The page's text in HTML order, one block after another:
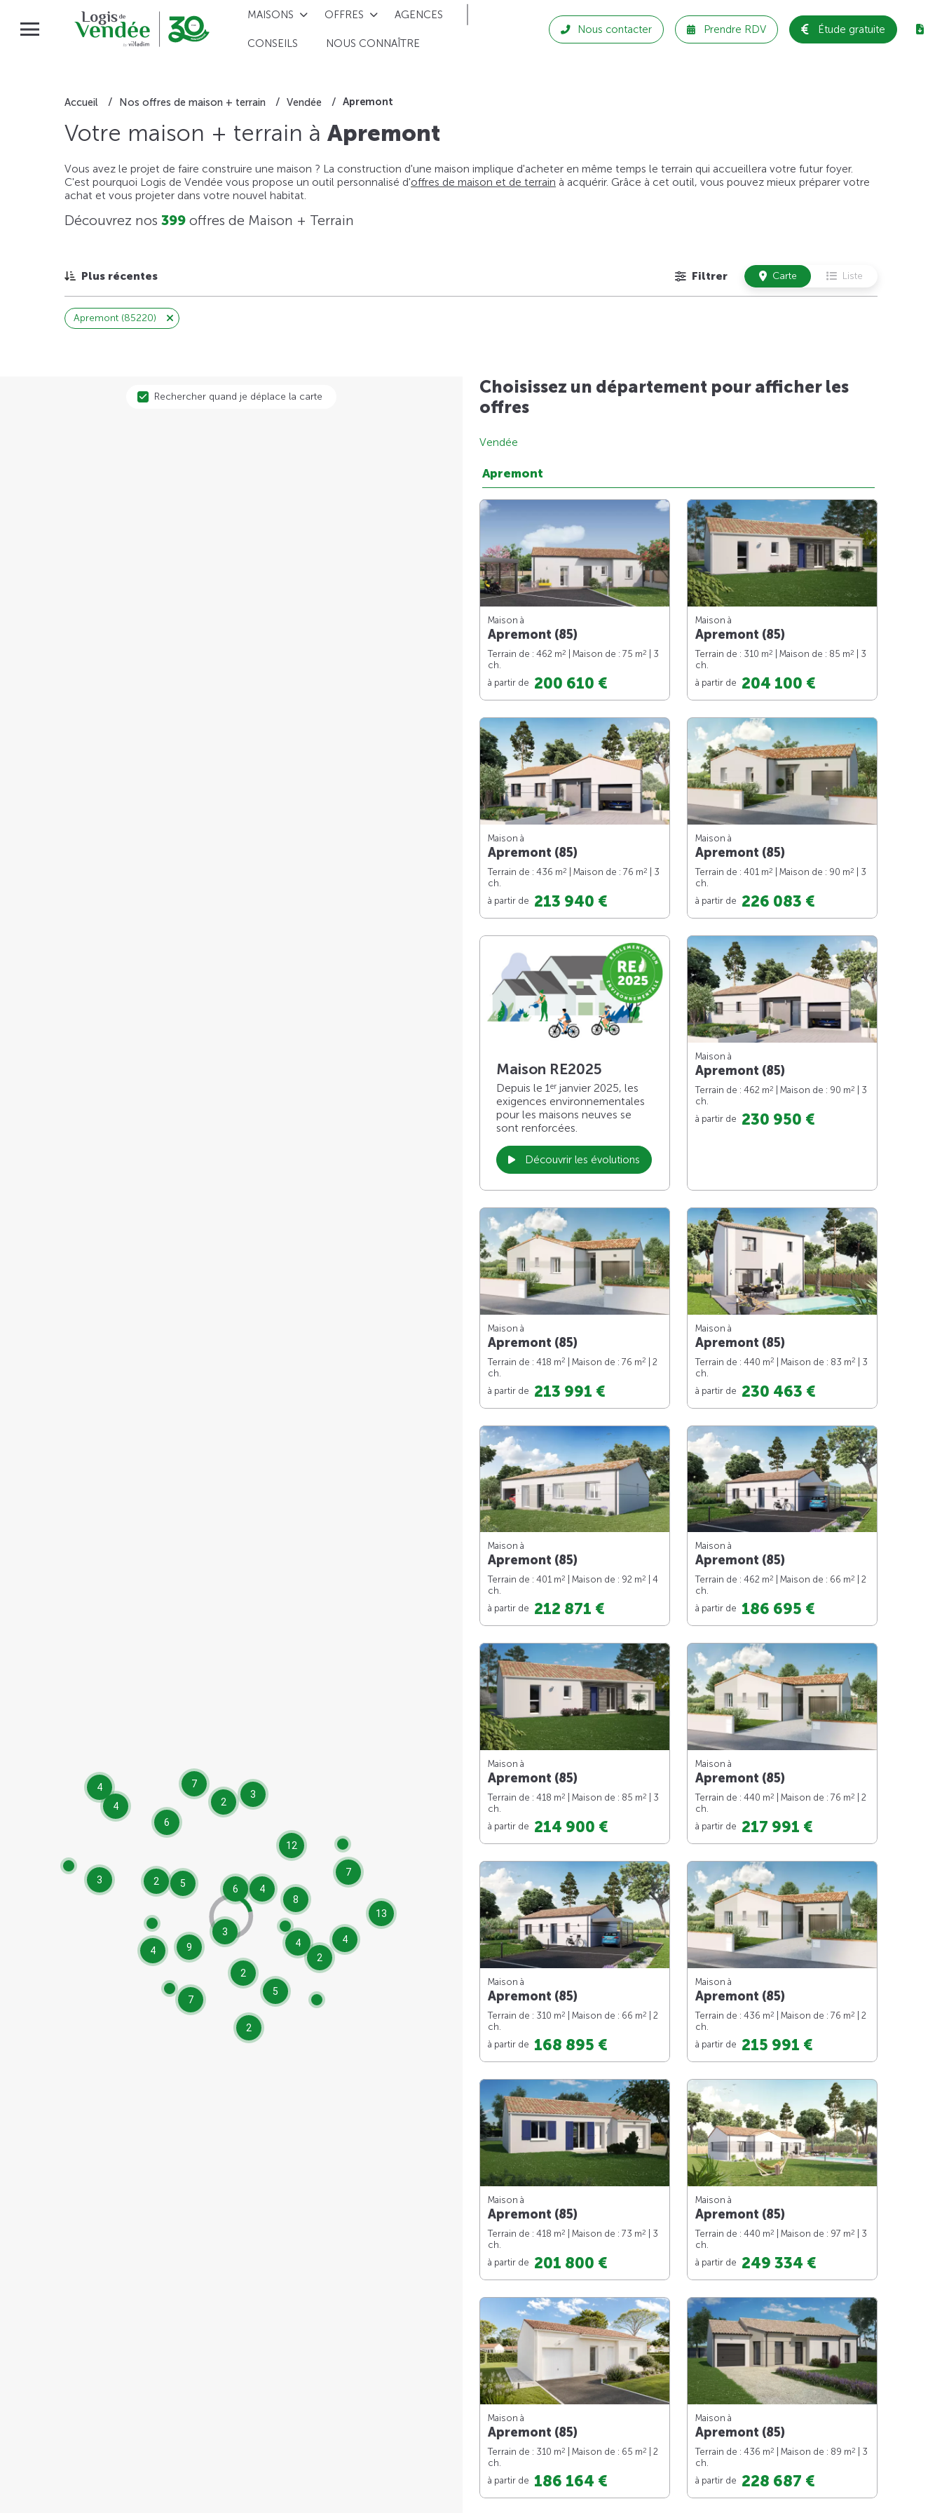
MAISONS OFFRES AGENCES
CONSEILS NOUS CONNAÎTRE
Nous contacter Prendre RDV Étude gratuite
Accueil Nos offres de maison + terrain Vendée Apremont
Votre maison + terrain à Apremont
Vous avez le projet de faire construire une maison ? La construction d'une maison implique d'acheter en même temps le terrain qui accueillera votre futur foyer.
C'est pourquoi Logis de Vendée vous propose un outil personnalisé d'offres de maison et de terrain à acquérir. Grâce à cet outil, vous pouvez mieux préparer votre
achat et vous projeter dans votre nouvel habitat.
Découvrez nos 399 offres de Maison + Terrain
Plus récentes Filtrer Carte Liste
Apremont (85220)
2
8
2
13
12
7
3
5
4
9
2
4
6 4
6
7
4
2
7
4
5
4
3
2
3
Rechercher quand je déplace la carte
Choisissez un département pour afficher les
offres
Vendée
Apremont
Maison à
Apremont (85)
Terrain de : 462 m2 | Maison de : 75 m2
| 3
ch.
à partir de 200 610 €
Maison à
Apremont (85)
Terrain de : 310 m2 | Maison de : 85 m2
| 3
ch.
à partir de 204 100 €
Maison à
Apremont (85)
Terrain de : 436 m2 | Maison de : 76 m2
| 3
ch.
à partir de 213 940 €
Maison à
Apremont (85)
Terrain de : 401 m2 | Maison de : 90 m2
| 3
ch.
à partir de 226 083 €
Maison RE2025
Depuis le 1 er janvier 2025, les
exigences environnementales
pour les maisons neuves se
sont renforcées.
Découvrir les évolutions
Maison à
Apremont (85)
Terrain de : 462 m2 | Maison de : 90 m2
| 3
ch.
à partir de 230 950 €
Maison à
Apremont (85)
Terrain de : 418 m2 | Maison de : 76 m2
| 2
ch.
à partir de 213 991 €
Maison à
Apremont (85)
Terrain de : 440 m2 | Maison de : 83 m2
| 3
ch.
à partir de 230 463 €
Maison à
Apremont (85)
Terrain de : 401 m2 | Maison de : 92 m2
| 4
ch.
à partir de 212 871 €
Maison à
Apremont (85)
Terrain de : 462 m2 | Maison de : 66 m2
| 2
ch.
à partir de 186 695 €
Maison à
Apremont (85)
Terrain de : 418 m2 | Maison de : 85 m2
| 3
ch.
à partir de 214 900 €
Maison à
Apremont (85)
Terrain de : 440 m2 | Maison de : 76 m2
| 2
ch.
à partir de 217 991 €
Maison à
Apremont (85)
Terrain de : 310 m2 | Maison de : 66 m2
| 2
ch.
à partir de 168 895 €
Maison à
Apremont (85)
Terrain de : 436 m2 | Maison de : 76 m2
| 2
ch.
à partir de 215 991 €
Maison à
Apremont (85)
Terrain de : 418 m2 | Maison de : 73 m2
| 3
ch.
à partir de 201 800 €
Maison à
Apremont (85)
Terrain de : 440 m2 | Maison de : 97 m2
| 3
ch.
à partir de 249 334 €
Maison à
Apremont (85)
Terrain de : 310 m2 | Maison de : 65 m2
| 2
ch.
à partir de 186 164 €
Maison à
Apremont (85)
Terrain de : 436 m2 | Maison de : 89 m2
| 3
ch.
à partir de 228 687 €